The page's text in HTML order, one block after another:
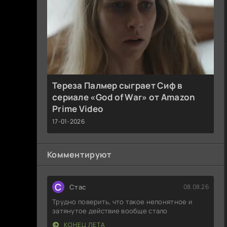
Тереза Палмер сыграет Сиф в
сериале «God of War» от Amazon
Prime Video
17-01-2026
Комментируют
С Стас 08.08.26
Трудно поверить, что такое непонятное и
затянутое действие вообще стало
КОНЕЦ ЛЕТА